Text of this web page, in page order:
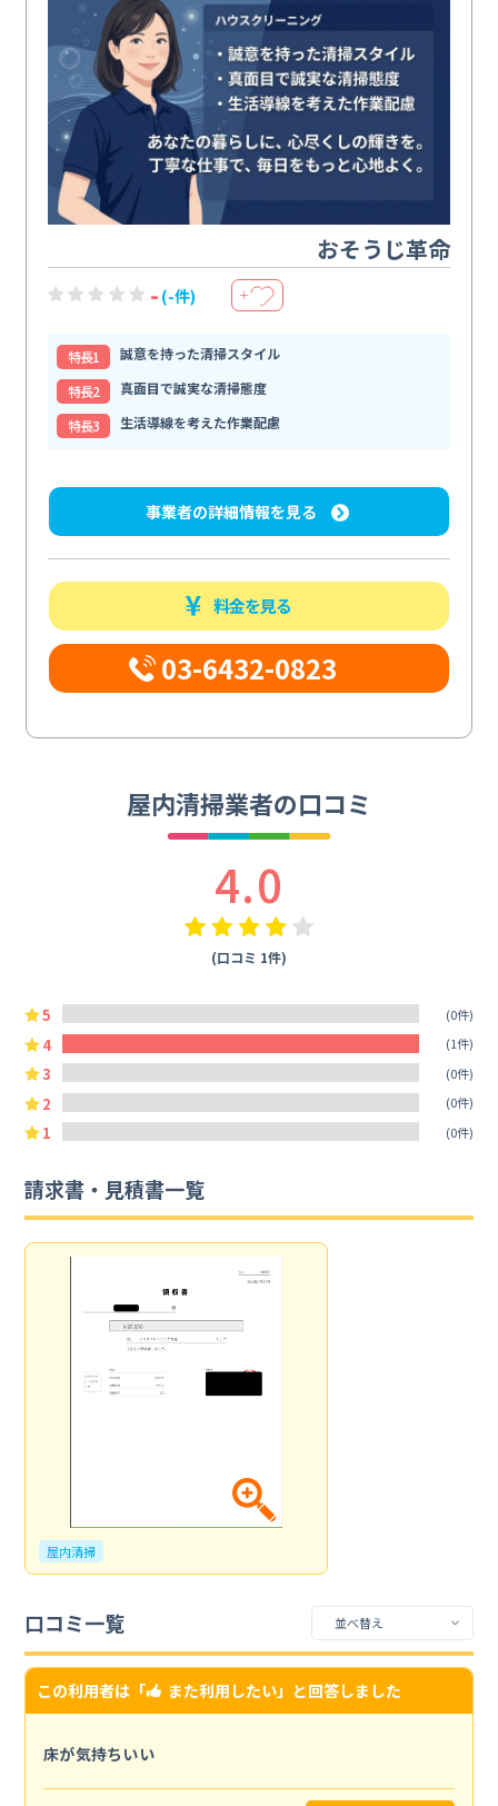
おそうじ革命
- (-件) ＋
特⻑1
誠意を持った清掃スタイル
特⻑2
真面目で誠実な清掃態度
特⻑3
生活導線を考えた作業配慮
事業者の詳細情報を見る
料金を見る
03-6432-0823
屋内清掃業者の口コミ
4.0
(口コミ 1件)
5 (0件)
4 (1件)
3 (0件)
2 (0件)
1 (0件)
請求書・見積書一覧
屋内清掃
口コミ一覧
この利用者は「 また利用したい」と回答しました
床が気持ちいい